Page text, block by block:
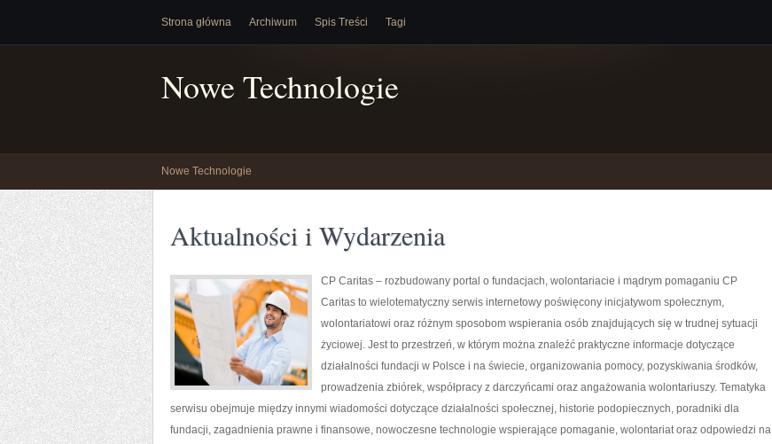
Strona główna Archiwum Spis Treści Tagi
Nowe Technologie
Nowe Technologie
Aktualności i Wydarzenia
CP Caritas – rozbudowany portal o fundacjach, wolontariacie i mądrym pomaganiu CP
Caritas to wielotematyczny serwis internetowy poświęcony inicjatywom społecznym,
wolontariatowi oraz różnym sposobom wspierania osób znajdujących się w trudnej sytuacji
życiowej. Jest to przestrzeń, w którym można znaleźć praktyczne informacje dotyczące
działalności fundacji w Polsce i na świecie, organizowania pomocy, pozyskiwania środków,
prowadzenia zbiórek, współpracy z darczyńcami oraz angażowania wolontariuszy. Tematyka
serwisu obejmuje między innymi wiadomości dotyczące działalności społecznej, historie podopiecznych, poradniki dla
fundacji, zagadnienia prawne i finansowe, nowoczesne technologie wspierające pomaganie, wolontariat oraz odpowiedzi na